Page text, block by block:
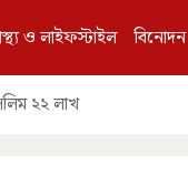
ও লাইফস্টাইল বিনোদন
২২ লাখ